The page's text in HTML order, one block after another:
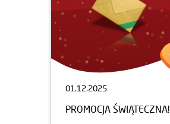
01.12.2025
PROMOCJA ŚWIĄTECZNA!